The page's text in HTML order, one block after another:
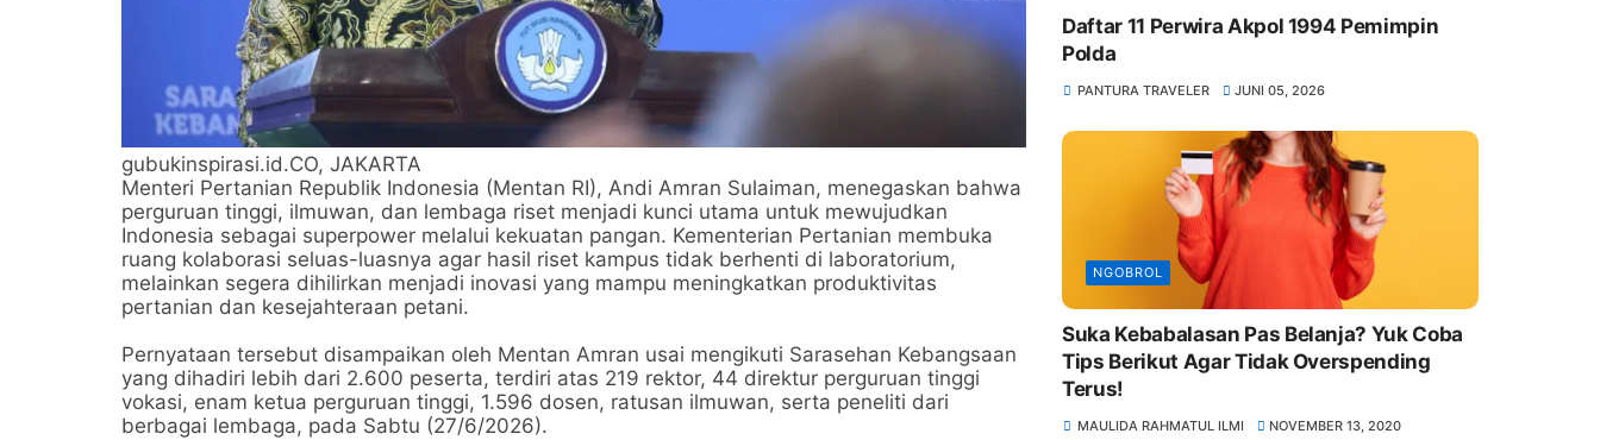
gubukinspirasi.id.CO, JAKARTA
Menteri Pertanian Republik Indonesia (Mentan RI), Andi Amran Sulaiman, menegaskan bahwa
perguruan tinggi, ilmuwan, dan lembaga riset menjadi kunci utama untuk mewujudkan
Indonesia sebagai superpower melalui kekuatan pangan. Kementerian Pertanian membuka
ruang kolaborasi seluas-luasnya agar hasil riset kampus tidak berhenti di laboratorium,
melainkan segera dihilirkan menjadi inovasi yang mampu meningkatkan produktivitas
pertanian dan kesejahteraan petani.
Pernyataan tersebut disampaikan oleh Mentan Amran usai mengikuti Sarasehan Kebangsaan
yang dihadiri lebih dari 2.600 peserta, terdiri atas 219 rektor, 44 direktur perguruan tinggi
vokasi, enam ketua perguruan tinggi, 1.596 dosen, ratusan ilmuwan, serta peneliti dari
berbagai lembaga, pada Sabtu (27/6/2026).
Daftar 11 Perwira Akpol 1994 Pemimpin
Polda
PANTURA TRAVELER JUNI 05, 2026
NGOBROL
Suka Kebabalasan Pas Belanja? Yuk Coba
Tips Berikut Agar Tidak Overspending
Terus!
MAULIDA RAHMATUL ILMI NOVEMBER 13, 2020